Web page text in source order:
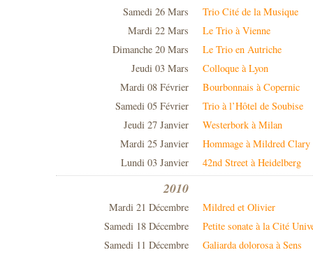
Samedi 26 Mars
Trio Cité de la Musique
Mardi 22 Mars
Le Trio à Vienne
Dimanche 20 Mars
Le Trio en Autriche
Jeudi 03 Mars
Colloque à Lyon
Mardi 08 Février
Bourbonnais à Copernic
Samedi 05 Février
Trio à l’Hôtel de Soubise
Jeudi 27 Janvier
Westerbork à Milan
Mardi 25 Janvier
Hommage à Mildred Clary
Lundi 03 Janvier
42nd Street à Heidelberg
2010
Mardi 21 Décembre
Mildred et Olivier
Samedi 18 Décembre
Petite sonate à la Cité
Samedi 11 Décembre
Galiarda dolorosa à Sens